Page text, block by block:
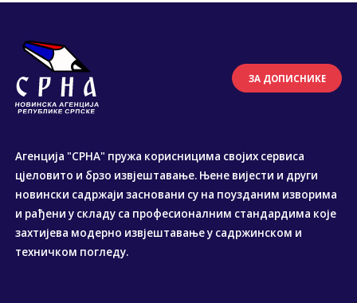
ЗА ДОПИСНИКЕ
Агенција "СРНА" пружа корисницима својих сервиса
цјеловито и брзо извјештавање. Њене вијести и други
новински садржаји засновани су на поузданим изворима
и рађени у складу са професионалним стандардима које
захтијева модерно извјештавање у садржинском и
техничком погледу.